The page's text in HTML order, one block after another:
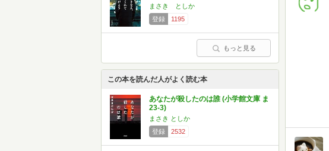
まさき としか
登録
1195
もっと見る
この本を読んだ人がよく読む本
あなたが殺したのは誰 (小学館文庫 ま
23-3)
まさき としか
登録
2532